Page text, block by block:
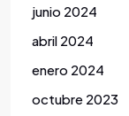
junio 2024
abril 2024
enero 2024
octubre 2023